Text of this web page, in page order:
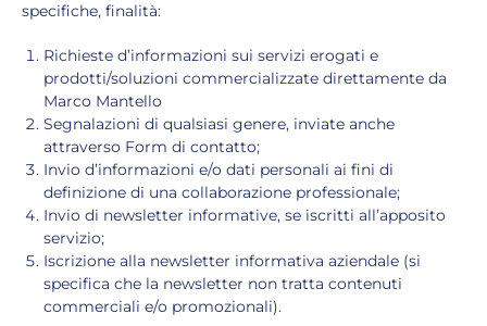
specifiche, finalità:
Richieste d’informazioni sui servizi erogati e
prodotti/soluzioni commercializzate direttamente da
Marco Mantello
Segnalazioni di qualsiasi genere, inviate anche
attraverso Form di contatto;
Invio d’informazioni e/o dati personali ai fini di
definizione di una collaborazione professionale;
Invio di newsletter informative, se iscritti all’apposito
servizio;
Iscrizione alla newsletter informativa aziendale (si
specifica che la newsletter non tratta contenuti
commerciali e/o promozionali).